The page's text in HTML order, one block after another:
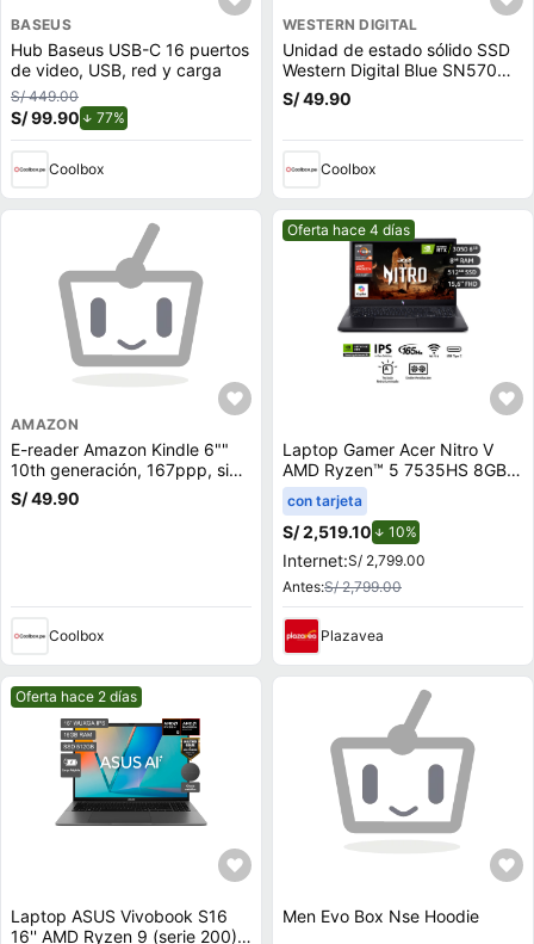
BASEUS
Hub Baseus USB-C 16 puertos
de video, USB, red y carga
S/ 449.00
S/ 99.90 77%
Coolbox
WESTERN DIGITAL
Unidad de estado sólido SSD
Western Digital Blue SN570
500GB, M.2, NVMe, PCIe 3.0
S/ 49.90
Coolbox
AMAZON
E-reader Amazon Kindle 6""
10th generación, 167ppp, sin
reflejos, 8GB, 512MB ram,
negro
S/ 49.90
Coolbox
Mejor precio.
Oferta hace 4 días
Laptop Gamer Acer Nitro V
AMD Ryzen™ 5 7535HS 8GB
RAM 512GB SSD 15.6"" RTX
3050
con tarjeta
S/ 2,519.10 10%
Internet:S/ 2,799.00
Antes:S/ 2,799.00
Plazavea
Mejor precio.
Oferta hace 2 días
Laptop ASUS Vivobook S16
16'' AMD Ryzen 9 (serie 200)
Men Evo Box Nse Hoodie